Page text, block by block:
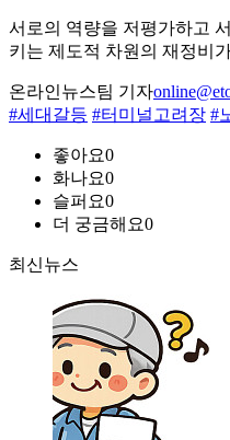
서로의 역량을 저평가하고
키는 제도적 차원의 재정비
온라인뉴스팀 기자
#세대갈등 #터미널고려장 #
좋아요0
화나요0
슬퍼요0
더 궁금해요0
최신뉴스